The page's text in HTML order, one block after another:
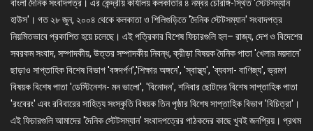
বাংলা দৈনিক সংবাদপত্র। এর কেন্দ্রীয় কার্যালয় কলকাতার ৪ নম্বর চৌরঙ্গি-স্থিত 'স্টেটসম্যান
হাউস'। গত ২৮ জুন, ২০০৪ থেকে কলকাতা ও শিলিগুড়িতে 'দৈনিক স্টেটসম্যান' সংবাদপত্র
নিয়মিতভাবে প্রকাশিত হয়ে চলেছে। এই পত্রিকার বিশেষ ফিচারগুলি হল– রাজ্য, দেশ ও বিদেশের
সবরকম সংবাদ, সম্পাদকীয়, উত্তর সম্পাদকীয় নিবন্ধ, ক্রীড়া বিষয়ক দৈনিক পাতা 'খেলার ময়দানে'
ছাড়াও সাপ্তাহিক বিশেষ বিভাগ 'বঙ্গদর্পণ','শিক্ষার অঙ্গনে', 'স্বাস্থ্য', 'ব্যবসা- বাণিজ্য', ভ্রমণ
বিষয়ক বিশেষ পাতা 'ডেস্টিনেশন- মন ভালো', 'বিনোদন', শনিবার ছোটদের বিশেষ সাপ্তাহিক পাতা
'রংবেরং' এবং রবিবারের সাহিত্য সংস্কৃতি বিষয়ক তিন পৃষ্ঠার বিশেষ সাপ্তাহিক বিভাগ 'বিচিত্রা'।
এই ফিচারগুলি আমাদের 'দৈনিক স্টেটসম্যান' সংবাদপত্রের পাঠকদের কাছে খুবই জনপ্রিয়। প্রথম